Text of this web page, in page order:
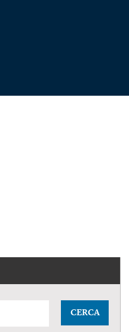
CERCA